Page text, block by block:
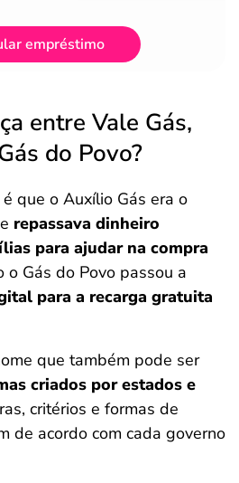
empréstimo
entre Vale Gás,
do Povo?
que o Auxílio Gás era o
repassava dinheiro
para ajudar na compra
o Gás do Povo passou a
para a recarga gratuita
que também pode ser
criados por estados e
critérios e formas de
de acordo com cada governo